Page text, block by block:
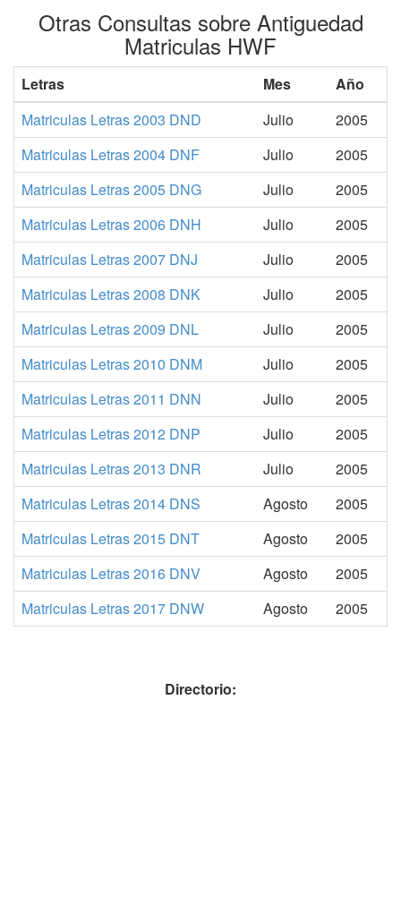
Otras Consultas sobre Antiguedad
Matriculas HWF
Letras Mes
Año
Matriculas Letras 2003 DND
Julio
2005
Matriculas Letras 2004 DNF
Julio
2005
Matriculas Letras 2005 DNG
Julio
2005
Matriculas Letras 2006 DNH
Julio
2005
Matriculas Letras 2007 DNJ
Julio
2005
Matriculas Letras 2008 DNK
Julio
2005
Matriculas Letras 2009 DNL
Julio
2005
Matriculas Letras 2010 DNM
Julio
2005
Matriculas Letras 2011 DNN
Julio
2005
Matriculas Letras 2012 DNP
Julio
2005
Matriculas Letras 2013 DNR
Julio
2005
Matriculas Letras 2014 DNS
Agosto
2005
Matriculas Letras 2015 DNT
Agosto
2005
Matriculas Letras 2016 DNV
Agosto
2005
Matriculas Letras 2017 DNW
Agosto 2005
Directorio: